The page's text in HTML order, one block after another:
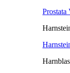
Prostata